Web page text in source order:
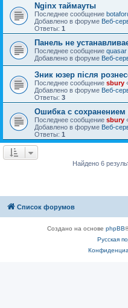
Nginx таймауты
Последнее сообщение
Добавлено в форуме Веб-
Ответы: 1
Панель не
Последнее сообщение quasar
Добавлено в форуме Веб-
Зник юзер після
Последнее сообщение sbury
Добавлено в форуме Веб-
Ответы: 3
Ошибка с сохранением
Последнее сообщение sbury
Добавлено в форуме Веб-
Ответы: 1
Найдено 6
Список форумов
Создано на основе phpBB
Русская